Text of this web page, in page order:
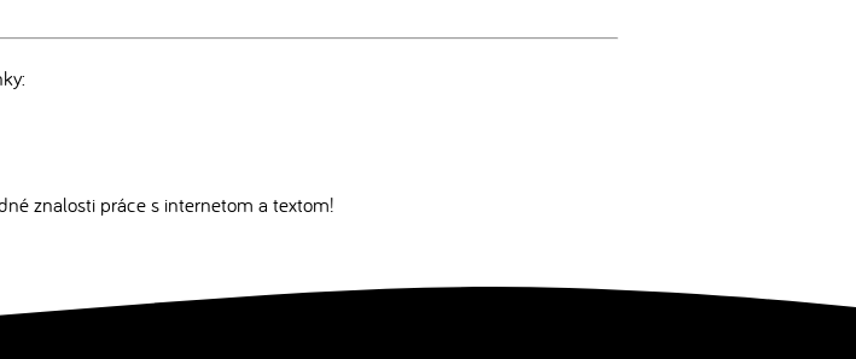
znalosti práce s internetom a textom!